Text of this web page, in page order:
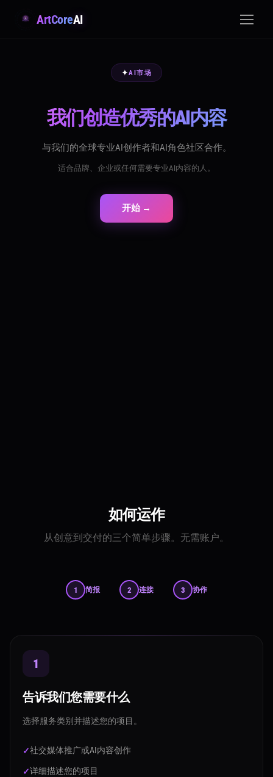
ArtCoreAI
✦AI市场
我们创造优秀的AI内容
与我们的全球专业AI创作者和AI角色社区合作。
适合品牌、企业或任何需要专业AI内容的人。
开始 →
如何运作
从创意到交付的三个简单步骤。无需账户。
1 简报 2 连接 3 协作
1
告诉我们您需要什么
选择服务类别并描述您的项目。
社交媒体推广或AI内容创作
详细描述您的项目